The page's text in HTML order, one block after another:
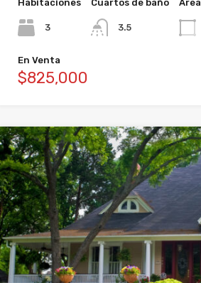
Habitaciones
3
Cuartos de baño
3.5
Área
En Venta
$825,000